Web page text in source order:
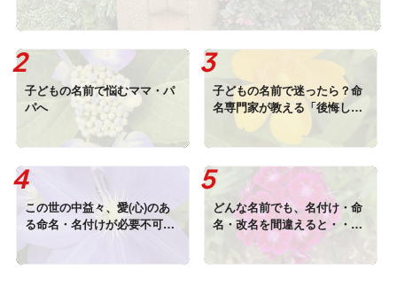
子どもの名前で悩むママ・パ
パへ
子どもの名前で迷ったら？命
名専門家が教える「後悔しな
い名付け」の極意
この世の中益々、愛(心)のあ
る命名・名付けが必要不可欠
になってきています！
どんな名前でも、名付け・命
名・改名を間違えると・・・
取り返しがつかない事になっ
てしまいます！！！